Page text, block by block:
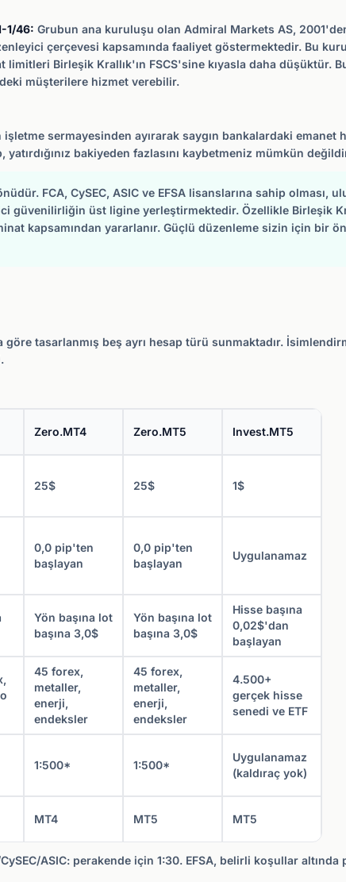
1/46: Grubun ana kuruluşu olan Admiral Markets AS,
çerçevesi kapsamında faaliyet göstermektedir. Bu
Birleşik Krallık'ın FSCS'sine kıyasla daha düşüktür.
müşterilere hizmet verebilir.
sermayesinden ayırarak saygın bankalardaki emanet
bakiyeden fazlasını kaybetmeniz mümkün
FCA, CySEC, ASIC ve EFSA lisanslarına sahip olması,
güvenilirliğin üst ligine yerleştirmektedir. Özellikle Birleşik
kapsamından yararlanır. Güçlü düzenleme sizin için bir
tasarlanmış beş ayrı hesap türü sunmaktadır.
Zero.MT4 Zero.MT5 Invest.MT5
25$ 25$ 1$
0,0 pip'ten
başlayan
0,0 pip'ten
başlayan
Uygulanamaz
Yön başına lot
başına 3,0$
Yön başına lot
başına 3,0$
Hisse başına
0,02$'dan
başlayan
45 forex,
metaller,
enerji,
endeksler
45 forex,
metaller,
enerji,
endeksler
4.500+
gerçek hisse
senedi ve ETF
1:500* 1:500*
Uygulanamaz
(kaldıraç yok)
MT4 MT5 MT5
ASIC: perakende için 1:30. EFSA, belirli koşullar